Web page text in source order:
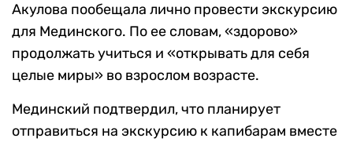
Акулова пообещала лично провести экскурсию
для Мединского. По ее словам, «здорово»
продолжать учиться и «открывать для себя
целые миры» во взрослом возрасте.
Мединский подтвердил, что планирует
отправиться на экскурсию к капибарам вместе